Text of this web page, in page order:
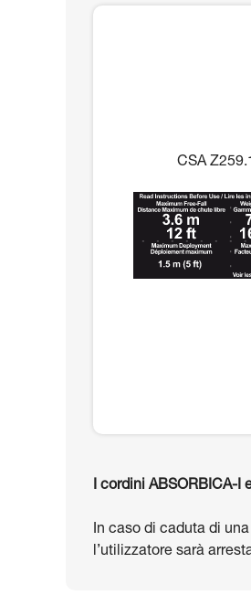
CSA
I cordini ABSORBICA-I
In caso di caduta di
l’utilizzatore sarà